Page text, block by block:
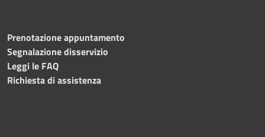
Prenotazione appuntamento
Segnalazione disservizio
Leggi le FAQ
Richiesta di assistenza